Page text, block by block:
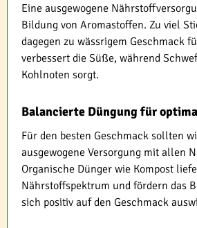
Eine ausgewogene
Bildung von Aromastoffen. Zu viel
dagegen zu wässrigem Geschmack
verbessert die Süße, während
Kohlnoten sorgt.
Balancierte Düngung für
Für den besten Geschmack sollten
ausgewogene Versorgung mit allen
Organische Dünger wie Kompost
Nährstoffspektrum und fördern das
sich positiv auf den Geschmack